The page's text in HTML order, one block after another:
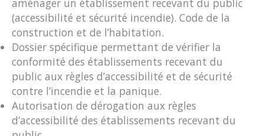
(accessibilité et sécurité incendie). Code de la
construction et de l’habitation.
Dossier spécifique permettant de vérifier la
conformité des établissements recevant du
public aux règles d’accessibilité et de sécurité
contre l’incendie et la panique.
Autorisation de dérogation aux règles
d’accessibilité des établissements recevant du